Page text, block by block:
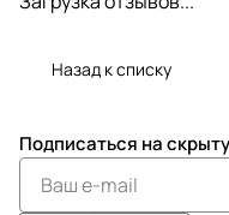
Назад к списку
Подписаться на